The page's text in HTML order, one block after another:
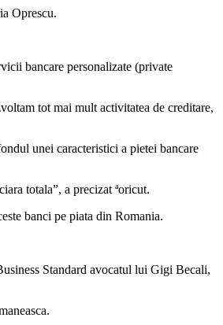
Oprescu.
bancare personalizate (private
tot mai mult activitatea de creditare,
unei caracteristici a pietei bancare
totala”, a precizat ªoricut.
banci pe piata din Romania.
Standard avocatul lui Gigi Becali,